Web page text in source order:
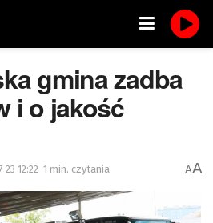
gmina zadba
i o jakość
23 12:22 1 min. czytania AA